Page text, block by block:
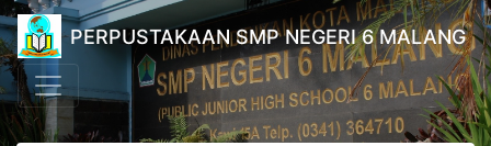
PERPUSTAKAAN SMP NEGERI 6 MALANG